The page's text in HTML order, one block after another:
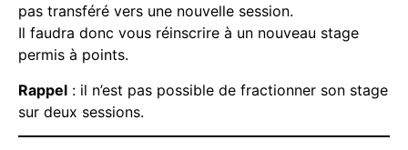
pas transféré vers une nouvelle session.
Il faudra donc vous réinscrire à un nouveau stage
permis à points.
Rappel : il n’est pas possible de fractionner son stage
sur deux sessions.